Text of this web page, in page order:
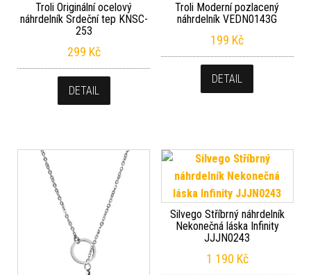
Troli Originální ocelový
náhrdelník Srdeční tep KNSC-
253
299 Kč
DETAIL
Troli Moderní pozlacený
náhrdelník VEDN0143G
199 Kč
DETAIL
Silvego Stříbrný náhrdelník
Nekonečná láska Infinity
JJJN0243
1 190 Kč